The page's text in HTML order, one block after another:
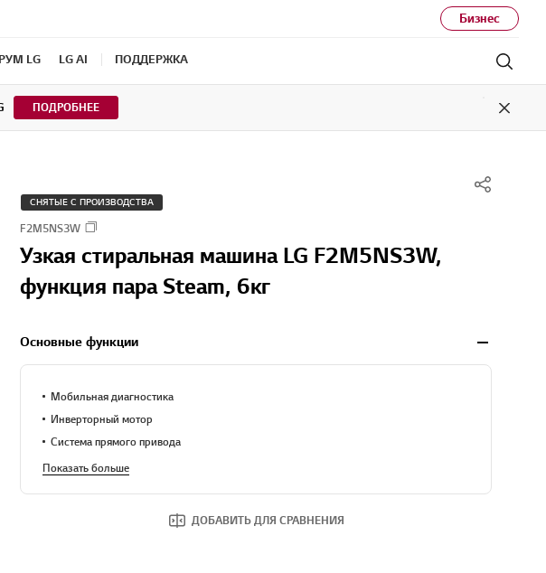
Бизнес
LG LG AI ПОДДЕРЖКА
ПОДРОБНЕЕ
Close
СНЯТЫЕ С ПРОИЗВОДСТВА
F2M5NS3W
Узкая стиральная машина LG F2M5NS3W,
функция пара Steam, 6кг
Основные функции
Мобильная диагностика
Инверторный мотор
Система прямого привода
Показать больше
ДОБАВИТЬ ДЛЯ СРАВНЕНИЯ